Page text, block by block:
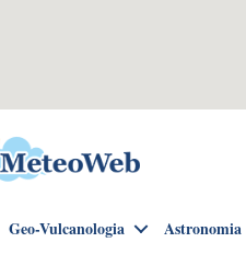
Geo-Vulcanologia Astronomia